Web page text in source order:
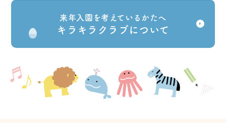
来年入園を考えているかたへ
キラキラクラブについて